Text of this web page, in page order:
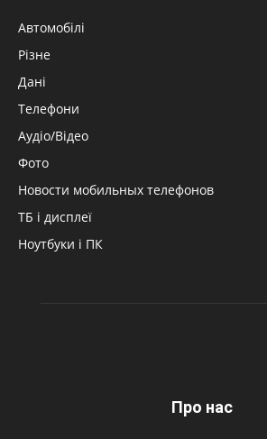
Автомобілі
Різне
Дані
Телефони
Аудіо/Відео
Фото
Новости мобильных телефонов
ТБ і дисплеї
Ноутбуки і ПК
Про нас